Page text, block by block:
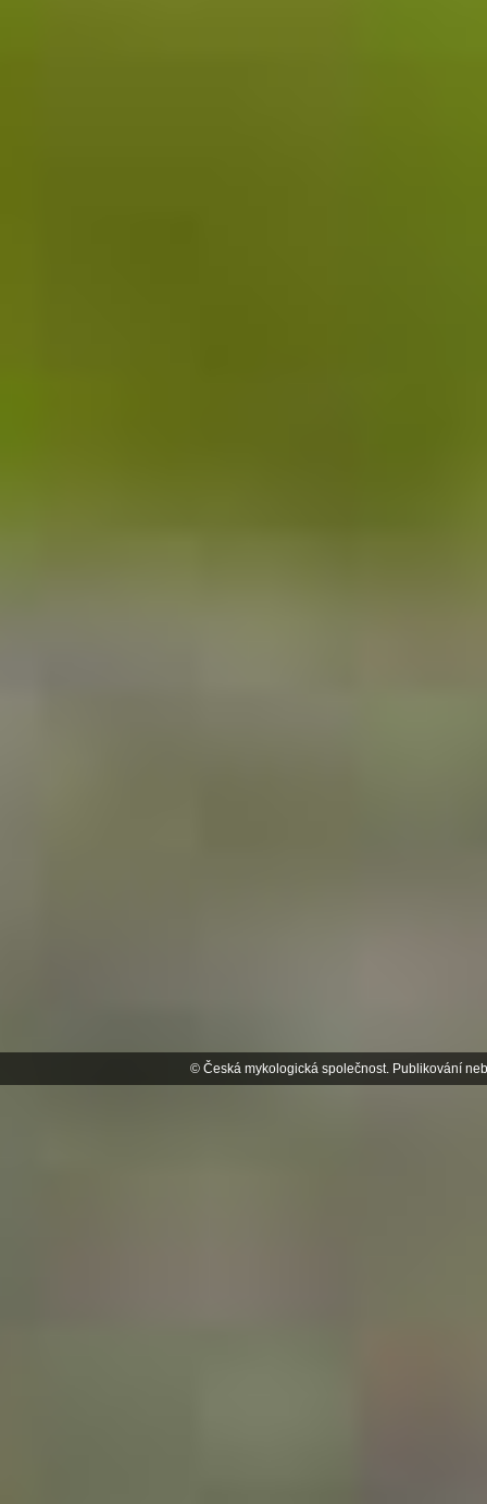
© Česká mykologická společnost. Publikování